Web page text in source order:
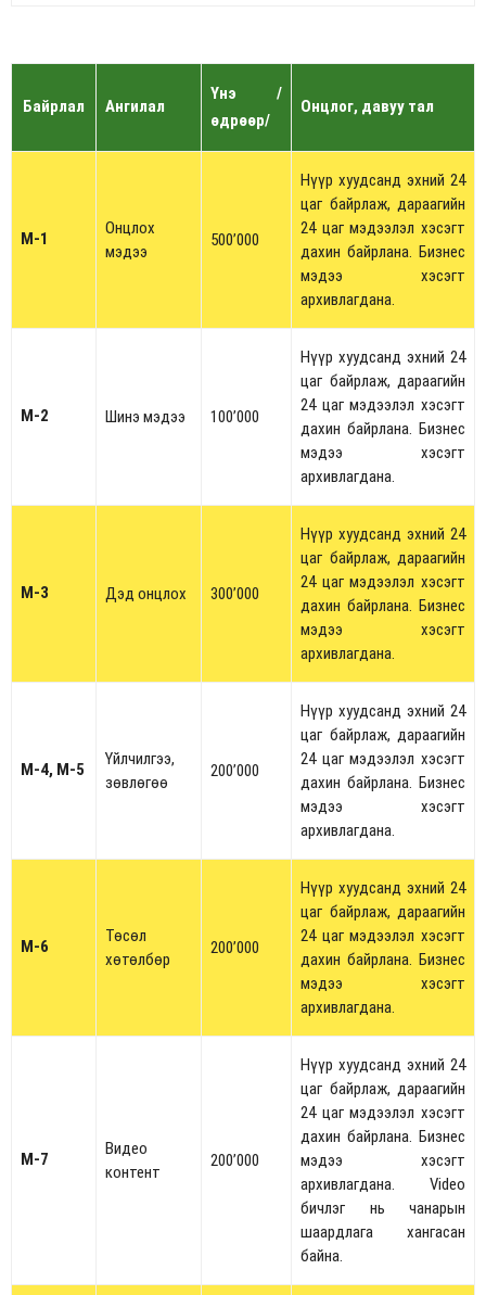
Байрлал Ангилал
Үнэ /
өдрөөр/
Онцлог, давуу тал
M-1
Онцлох
мэдээ
500’000
Нүүр хуудсанд эхний 24
цаг байрлаж, дараагийн
24 цаг мэдээлэл хэсэгт
дахин байрлана. Бизнес
мэдээ хэсэгт
архивлагдана.
M-2 Шинэ мэдээ 100’000
Нүүр хуудсанд эхний 24
цаг байрлаж, дараагийн
24 цаг мэдээлэл хэсэгт
дахин байрлана. Бизнес
мэдээ хэсэгт
архивлагдана.
M-3 Дэд онцлох 300’000
Нүүр хуудсанд эхний 24
цаг байрлаж, дараагийн
24 цаг мэдээлэл хэсэгт
дахин байрлана. Бизнес
мэдээ хэсэгт
архивлагдана.
M-4, M-5
Үйлчилгээ,
зөвлөгөө
200’000
Нүүр хуудсанд эхний 24
цаг байрлаж, дараагийн
24 цаг мэдээлэл хэсэгт
дахин байрлана. Бизнес
мэдээ хэсэгт
архивлагдана.
M-6
Төсөл
хөтөлбөр
200’000
Нүүр хуудсанд эхний 24
цаг байрлаж, дараагийн
24 цаг мэдээлэл хэсэгт
дахин байрлана. Бизнес
мэдээ хэсэгт
архивлагдана.
М-7
Видео
контент
200’000
Нүүр хуудсанд эхний 24
цаг байрлаж, дараагийн
24 цаг мэдээлэл хэсэгт
дахин байрлана. Бизнес
мэдээ хэсэгт
архивлагдана. Video
бичлэг нь чанарын
шаардлага хангасан
байна.